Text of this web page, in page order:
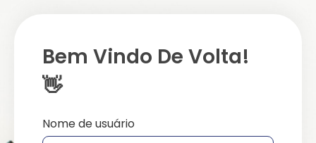
Bem Vindo De Volta!
👋
Nome de usuário